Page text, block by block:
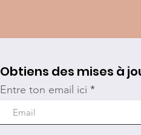
Obtiens des mises à
Entre ton email ici